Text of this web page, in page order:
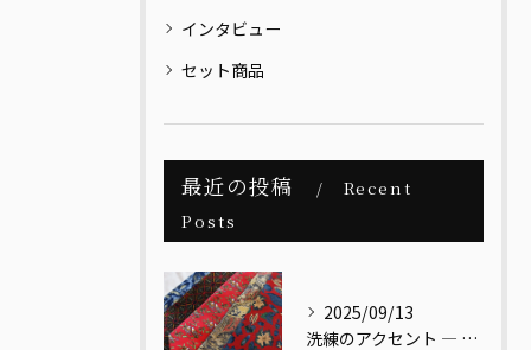
インタビュー
セット商品
最近の投稿
Recent
Posts
2025/09/13
洗練のアクセント ― レッドベース リーフ柄ネクタイ